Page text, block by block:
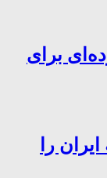
برای
را